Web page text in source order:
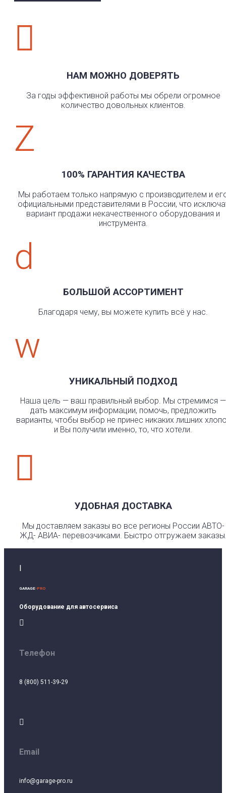

НАМ МОЖНО ДОВЕРЯТЬ
За годы эффективной работы мы обрели огромное
количество довольных клиентов.
Z
100% ГАРАНТИЯ КАЧЕСТВА
Мы работаем только напрямую с производителем и
официальными представителями в России, что
вариант продажи некачественного оборудования и
инструмента.
d
БОЛЬШОЙ АССОРТИМЕНТ
Благодаря чему, вы можете купить всё у нас.
w
УНИКАЛЬНЫЙ ПОДХОД
Наша цель — ваш правильный выбор. Мы стремимся —
дать максимум информации, помочь, предложить
варианты, чтобы выбор не принес никаких лишних
и Вы получили именно, то, что хотели.

УДОБНАЯ ДОСТАВКА
Мы доставляем заказы во все регионы России АВТО-
ЖД- АВИА- перевозчиками. Быстро отгружаем
I
GARAGE-PRO
Оборудование для автосервиса

Телефон
8 (800) 511-39-29

Email
info@garage-pro.ru